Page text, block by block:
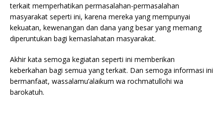
terkait memperhatikan permasalahan-permasalahan
masyarakat seperti ini, karena mereka yang mempunyai
kekuatan, kewenangan dan dana yang besar yang memang
diperuntukan bagi kemaslahatan masyarakat.
Akhir kata semoga kegiatan seperti ini memberikan
keberkahan bagi semua yang terkait. Dan semoga informasi ini
bermanfaat, wassalamu’alaikum wa rochmatullohi wa
barokatuh.